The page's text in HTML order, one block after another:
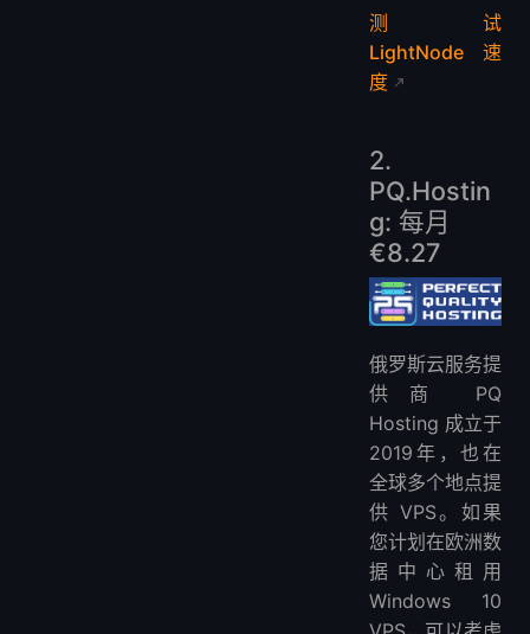
测试
LightNode 速
度
2.
PQ.Hostin
g: 每月
€8.27
俄罗斯云服务提
供商 PQ
Hosting 成立于
2019年，也在
全球多个地点提
供 VPS。如果
您计划在欧洲数
据中心租用
Windows 10